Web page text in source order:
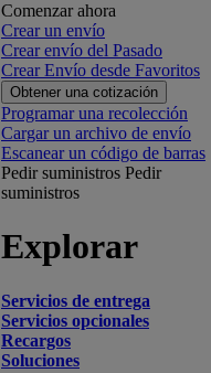
Comenzar ahora
Crear un envío
Crear envío del Pasado
Crear Envío desde Favoritos
Obtener una cotización
Programar una recolección
Cargar un archivo de envío
Escanear un código de barras
Pedir suministros Pedir
suministros
Explorar
Servicios de entrega
Servicios opcionales
Recargos
Soluciones